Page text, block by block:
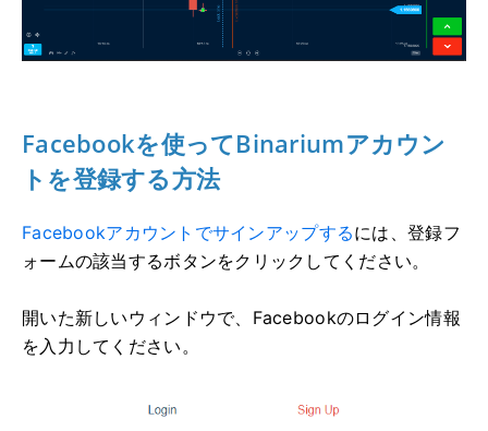
Facebookを使ってBinariumアカウン
トを登録する方法
Facebookアカウントでサインアップするには 、登録フ
ォームの該当するボタンをクリックしてください。
開いた新しいウィンドウで、Facebookのログイン情報
を入力してください。